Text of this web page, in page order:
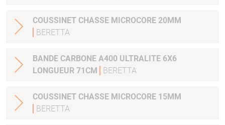
COUSSINET CHASSE MICROCORE 20MM
BERETTA
BANDE CARBONE A400 ULTRALITE 6X6
LONGUEUR 71CM
BERETTA
COUSSINET CHASSE MICROCORE 15MM
BERETTA